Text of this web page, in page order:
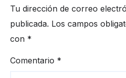
Tu dirección de correo
publicada. Los campos
con *
Comentario *